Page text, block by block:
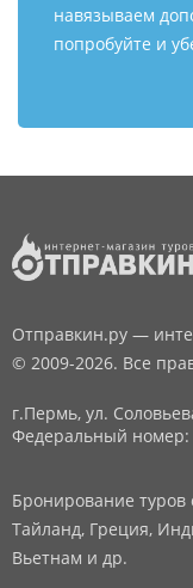
навязываем
попробуйте и
Отправкин.ру —
© 2009-2026. Все
г.Пермь, ул.
Федеральный номер:
Бронирование туров
Тайланд, Греция,
Вьетнам и др.